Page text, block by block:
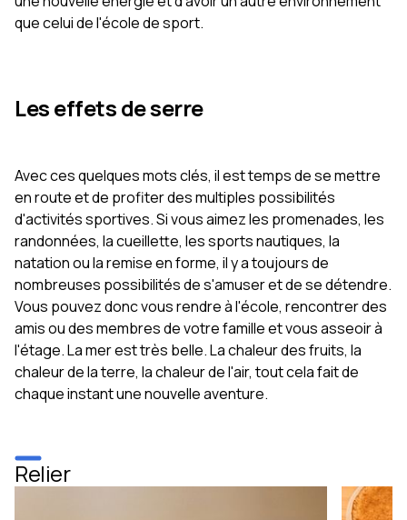
que celui de l'école de sport.
Les effets de serre
Avec ces quelques mots clés, il est temps de se mettre
en route et de profiter des multiples possibilités
d'activités sportives. Si vous aimez les promenades, les
randonnées, la cueillette, les sports nautiques, la
natation ou la remise en forme, il y a toujours de
nombreuses possibilités de s'amuser et de se détendre.
Vous pouvez donc vous rendre à l'école, rencontrer des
amis ou des membres de votre famille et vous asseoir à
l'étage. La mer est très belle. La chaleur des fruits, la
chaleur de la terre, la chaleur de l'air, tout cela fait de
chaque instant une nouvelle aventure.
Relier